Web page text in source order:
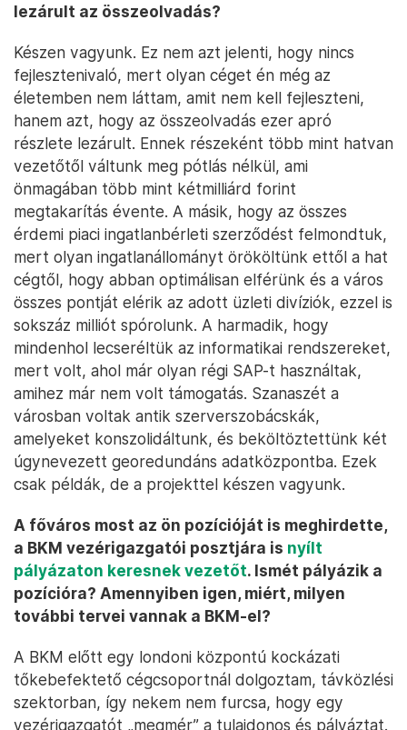
lezárult az összeolvadás?
Készen vagyunk. Ez nem azt jelenti, hogy nincs
fejlesztenivaló, mert olyan céget én még az
életemben nem láttam, amit nem kell fejleszteni,
hanem azt, hogy az összeolvadás ezer apró
részlete lezárult. Ennek részeként több mint hatvan
vezetőtől váltunk meg pótlás nélkül, ami
önmagában több mint kétmilliárd forint
megtakarítás évente. A másik, hogy az összes
érdemi piaci ingatlanbérleti szerződést felmondtuk,
mert olyan ingatlanállományt örököltünk ettől a hat
cégtől, hogy abban optimálisan elférünk és a város
összes pontját elérik az adott üzleti divíziók, ezzel is
sokszáz milliót spórolunk. A harmadik, hogy
mindenhol lecseréltük az informatikai rendszereket,
mert volt, ahol már olyan régi SAP-t használtak,
amihez már nem volt támogatás. Szanaszét a
városban voltak antik szerverszobácskák,
amelyeket konszolidáltunk, és beköltöztettünk két
úgynevezett georedundáns adatközpontba. Ezek
csak példák, de a projekttel készen vagyunk.
A főváros most az ön pozícióját is meghirdette,
a BKM vezérigazgatói posztjára is nyílt
pályázaton keresnek vezetőt. Ismét pályázik a
pozícióra? Amennyiben igen, miért, milyen
további tervei vannak a BKM-el?
A BKM előtt egy londoni központú kockázati
tőkebefektető cégcsoportnál dolgoztam, távközlési
szektorban, így nekem nem furcsa, hogy egy
vezérigazgatót „megmér” a tulajdonos és pályáztat.